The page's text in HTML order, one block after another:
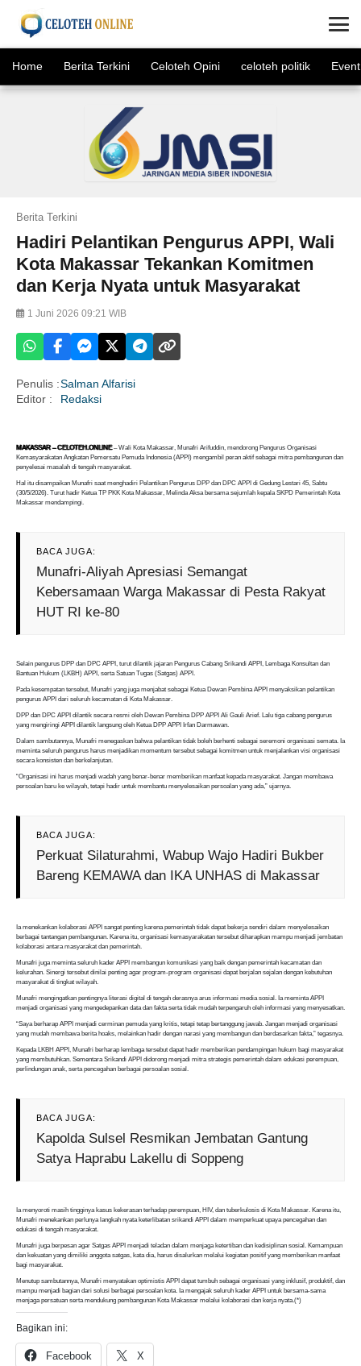
Home Berita Terkini Celoteh Opini celoteh politik Event
Berita Terkini
Hadiri Pelantikan Pengurus APPI, Wali
Kota Makassar Tekankan Komitmen
dan Kerja Nyata untuk Masyarakat
1 Juni 2026 09:21 WIB
Penulis :Salman Alfarisi
Editor :
Redaksi
MAKASSAR – CELOTEH.ONLINE– Wali Kota Makassar, Munafri Arifuddin, mendorong Pengurus Organisasi
Kemasyarakatan Angkatan Pemersatu Pemuda Indonesia (APPI) mengambil peran aktif sebagai mitra pembangunan dan
penyelesai masalah di tengah masyarakat.
Hal itu disampaikan Munafri saat menghadiri Pelantikan Pengurus DPP dan DPC APPI di Gedung Lestari 45, Sabtu
(30/5/2026). Turut hadir Ketua TP PKK Kota Makassar, Melinda Aksa bersama sejumlah kepala SKPD Pemerintah Kota
Makassar mendampingi.
BACA JUGA:
Munafri-Aliyah Apresiasi Semangat
Kebersamaan Warga Makassar di Pesta Rakyat
HUT RI ke-80
Selain pengurus DPP dan DPC APPI, turut dilantik jajaran Pengurus Cabang Srikandi APPI, Lembaga Konsultan dan
Bantuan Hukum (LKBH) APPI, serta Satuan Tugas (Satgas) APPI.
Pada kesempatan tersebut, Munafri yang juga menjabat sebagai Ketua Dewan Pembina APPI menyaksikan pelantikan
pengurus APPI dari seluruh kecamatan di Kota Makassar.
DPP dan DPC APPI dilantik secara resmi oleh Dewan Pembina DPP APPI Ali Gauli Arief. Lalu tiga cabang pengurus
yang mengiringi APPI dilantik langsung oleh Ketua DPP APPI Irfan Darmawan.
Dalam sambutannya, Munafri menegaskan bahwa pelantikan tidak boleh berhenti sebagai seremoni organisasi semata. Ia
meminta seluruh pengurus harus menjadikan momentum tersebut sebagai komitmen untuk menjalankan visi organisasi
secara konsisten dan berkelanjutan.
“Organisasi ini harus menjadi wadah yang benar-benar memberikan manfaat kepada masyarakat. Jangan membawa
persoalan baru ke wilayah, tetapi hadir untuk membantu menyelesaikan persoalan yang ada,” ujarnya.
BACA JUGA:
Perkuat Silaturahmi, Wabup Wajo Hadiri Bukber
Bareng KEMAWA dan IKA UNHAS di Makassar
Ia menekankan kolaborasi APPI sangat penting karena pemerintah tidak dapat bekerja sendiri dalam menyelesaikan
berbagai tantangan pembangunan. Karena itu, organisasi kemasyarakatan tersebut diharapkan mampu menjadi jembatan
kolaborasi antara masyarakat dan pemerintah.
Munafri juga meminta seluruh kader APPI membangun komunikasi yang baik dengan pemerintah kecamatan dan
kelurahan. Sinergi tersebut dinilai penting agar program-program organisasi dapat berjalan sejalan dengan kebutuhan
masyarakat di tingkat wilayah.
Munafri mengingatkan pentingnya literasi digital di tengah derasnya arus informasi media sosial. Ia meminta APPI
menjadi organisasi yang mengedepankan data dan fakta serta tidak mudah terpengaruh oleh informasi yang menyesatkan.
“Saya berharap APPI menjadi cerminan pemuda yang kritis, tetapi tetap bertanggung jawab. Jangan menjadi organisasi
yang mudah membawa berita hoaks, melainkan hadir dengan narasi yang membangun dan berdasarkan fakta,” tegasnya.
Kepada LKBH APPI, Munafri berharap lembaga tersebut dapat hadir memberikan pendampingan hukum bagi masyarakat
yang membutuhkan. Sementara Srikandi APPI didorong menjadi mitra strategis pemerintah dalam edukasi perempuan,
perlindungan anak, serta pencegahan berbagai persoalan sosial.
BACA JUGA:
Kapolda Sulsel Resmikan Jembatan Gantung
Satya Haprabu Lakellu di Soppeng
Ia menyoroti masih tingginya kasus kekerasan terhadap perempuan, HIV, dan tuberkulosis di Kota Makassar. Karena itu,
Munafri menekankan perlunya langkah nyata keterlibatan srikandi APPI dalam memperkuat upaya pencegahan dan
edukasi di tengah masyarakat.
Munafri juga berpesan agar Satgas APPI menjadi teladan dalam menjaga ketertiban dan kedisiplinan sosial. Kemampuan
dan kekuatan yang dimiliki anggota satgas, kata dia, harus disalurkan melalui kegiatan positif yang memberikan manfaat
bagi masyarakat.
Menutup sambutannya, Munafri menyatakan optimistis APPI dapat tumbuh sebagai organisasi yang inklusif, produktif, dan
mampu menjadi bagian dari solusi berbagai persoalan kota. Ia mengajak seluruh kader APPI untuk bersama-sama
menjaga persatuan serta mendukung pembangunan Kota Makassar melalui kolaborasi dan kerja nyata.(*)
Bagikan ini:
Facebook X